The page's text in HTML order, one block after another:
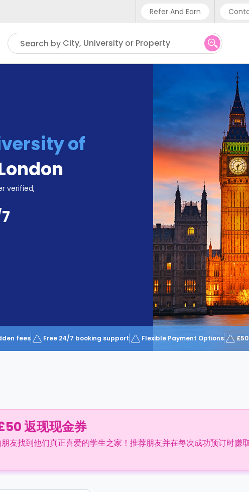
Refer And Earn
Phone support
UK - +44 (0)
IN - +91 (80)
US - +1 (646)
Search by City, University or Property
of
verified,
fees Free 24/7 booking support Flexible Payment Options
返现现金券
友找到他们真正喜爱的学生之家！推荐朋友并在每次成功预订时赚